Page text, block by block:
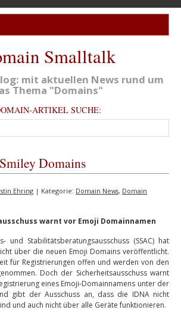
Smalltalk
mit aktuellen News rund um
Thema "Domains"
ARTIKEL SUCHE:
Domains
Ehring | Kategorie: Domain News, Domain
warnt vor Emoji Domainnamen
und Stabilitätsberatungsausschuss (SSAC) hat
über die neuen Emoji Domains veröffentlicht.
für Registrierungen offen und werden von den
Doch der Sicherheitsausschuss warnt
eines Emoji-Domainnamens unter der
gibt der Ausschuss an, dass die IDNA nicht
und auch nicht über alle Geräte funktionieren.